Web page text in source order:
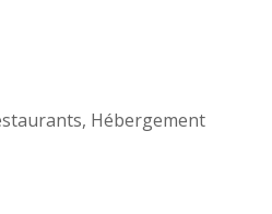
Hébergement